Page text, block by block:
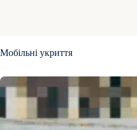
Мобільні укриття